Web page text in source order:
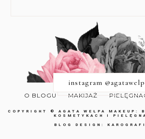
instagram
O BLOGU MAKIJAŻ
COPYRIGHT ©AGATA WEŁPA MAKEUP:
KOSMETYKACH I
BLOG DESIGN: